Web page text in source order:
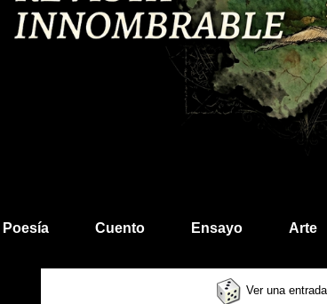
Poesía Cuento Ensayo Arte
Ver una